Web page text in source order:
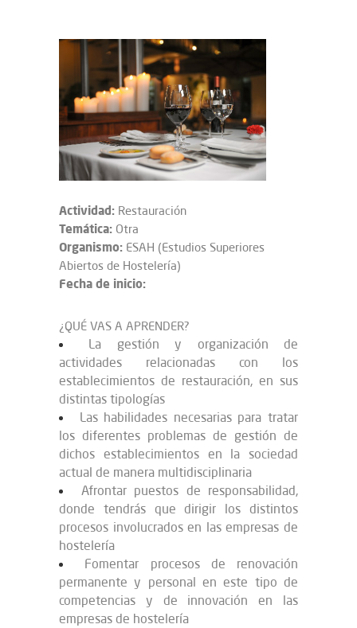
Actividad: Restauración
Temática: Otra
Organismo: ESAH (Estudios Superiores
Abiertos de Hostelería)
Fecha de inicio:
¿QUÉ VAS A APRENDER?
La gestión y organización de
actividades relacionadas con los
establecimientos de restauración, en sus
distintas tipologías
Las habilidades necesarias para tratar
los diferentes problemas de gestión de
dichos establecimientos en la sociedad
actual de manera multidisciplinaria
Afrontar puestos de responsabilidad,
donde tendrás que dirigir los distintos
procesos involucrados en las empresas de
hostelería
Fomentar procesos de renovación
permanente y personal en este tipo de
competencias y de innovación en las
empresas de hostelería